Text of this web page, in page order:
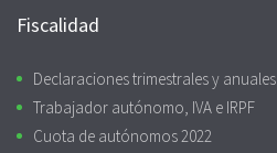
Fiscalidad
Declaraciones trimestrales y anuales
Trabajador autónomo, IVA e IRPF
Cuota de autónomos 2022